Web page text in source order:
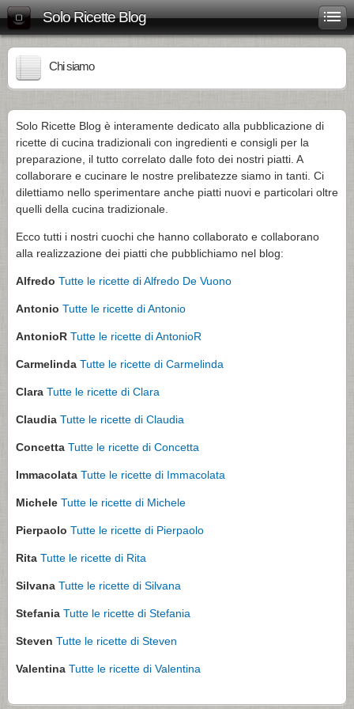
Solo Ricette Blog
Chi siamo
Solo Ricette Blog è interamente dedicato alla pubblicazione di
ricette di cucina tradizionali con ingredienti e consigli per la
preparazione, il tutto correlato dalle foto dei nostri piatti. A
collaborare e cucinare le nostre prelibatezze siamo in tanti. Ci
dilettiamo nello sperimentare anche piatti nuovi e particolari oltre
quelli della cucina tradizionale.
Ecco tutti i nostri cuochi che hanno collaborato e collaborano
alla realizzazione dei piatti che pubblichiamo nel blog:
Alfredo Tutte le ricette di Alfredo De Vuono
Antonio Tutte le ricette di Antonio
AntonioR Tutte le ricette di AntonioR
Carmelinda Tutte le ricette di Carmelinda
Clara Tutte le ricette di Clara
Claudia Tutte le ricette di Claudia
Concetta Tutte le ricette di Concetta
Immacolata Tutte le ricette di Immacolata
Michele Tutte le ricette di Michele
Pierpaolo Tutte le ricette di Pierpaolo
Rita Tutte le ricette di Rita
Silvana Tutte le ricette di Silvana
Stefania Tutte le ricette di Stefania
Steven Tutte le ricette di Steven
Valentina Tutte le ricette di Valentina